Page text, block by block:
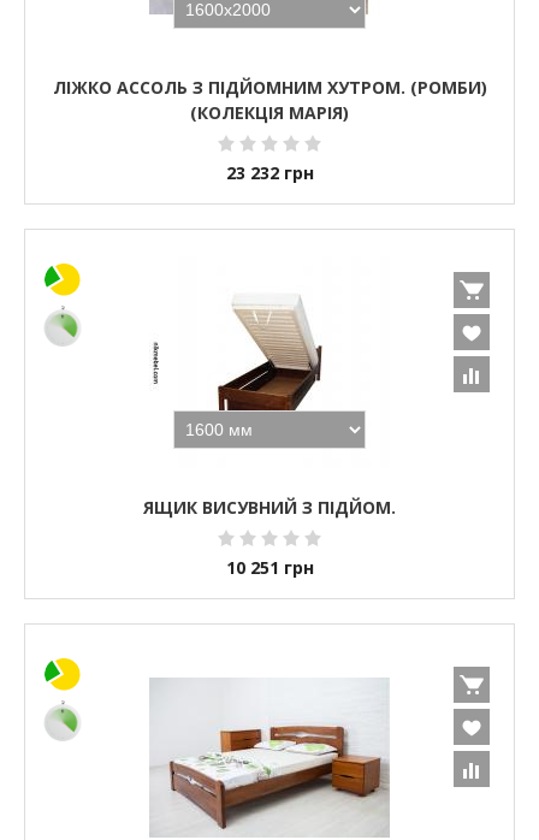
ЛІЖКО АССОЛЬ З ПІДЙОМНИМ ХУТРОМ. (РОМБИ)
(КОЛЕКЦІЯ МАРІЯ)
23 232 грн
ЯЩИК ВИСУВНИЙ З ПІДЙОМ.
10 251 грн